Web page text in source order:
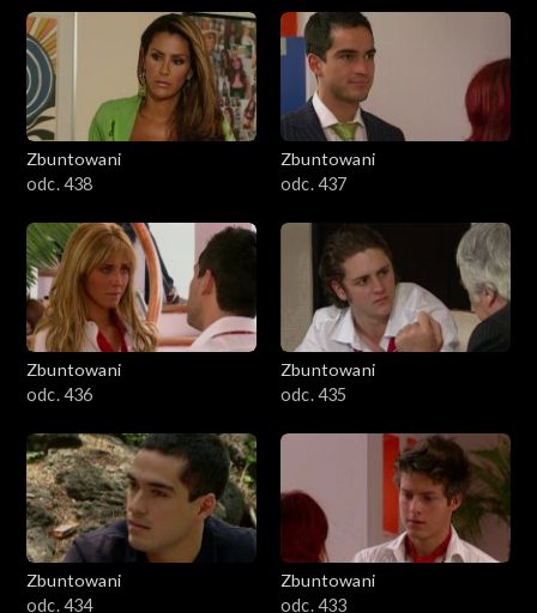
Zbuntowani
odc. 438
Zbuntowani
odc. 437
Zbuntowani
odc. 436
Zbuntowani
odc. 435
Zbuntowani
odc. 434
Zbuntowani
odc. 433